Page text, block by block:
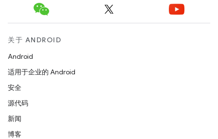
关于 ANDROID
Android
适用于企业的 Android
安全
源代码
新闻
博客